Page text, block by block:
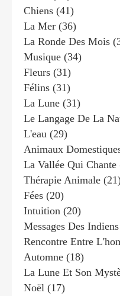
Chiens (41)
La Mer (36)
La Ronde Des Mois
Musique (34)
Fleurs (31)
Félins (31)
La Lune (31)
Le Langage De La
L'eau (29)
Animaux
La Vallée Qui Chante
Thérapie Animale
Fées (20)
Intuition (20)
Messages Des Indiens
Rencontre Entre
Automne (18)
La Lune Et Son
Noël (17)